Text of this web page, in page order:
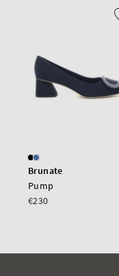
Brunate
Pump
€230